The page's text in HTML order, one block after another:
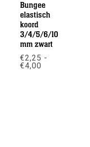
Bungee
elastisch
koord
3/4/5/6/10
mm zwart
€2,25 -
€4,00